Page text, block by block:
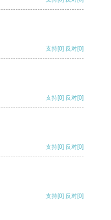
支持[0] 反对[0]
支持[0] 反对[0]
支持[0] 反对[0]
支持[0] 反对[0]